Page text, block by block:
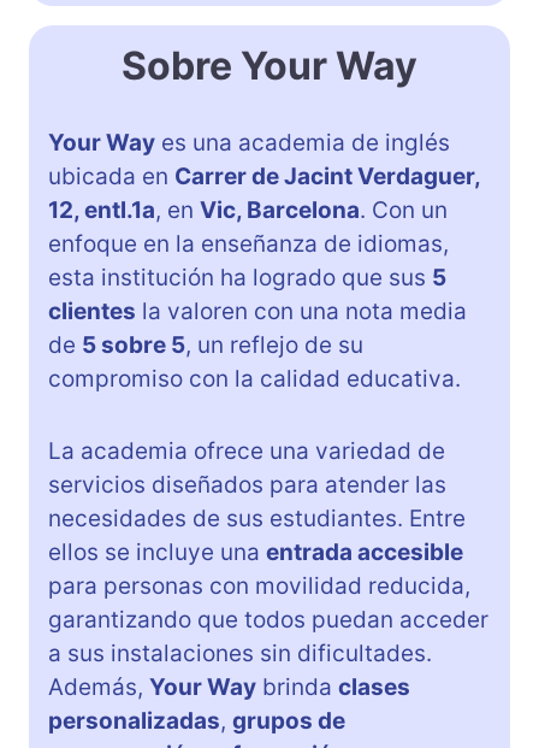
Sobre Your Way
Your Way es una academia de inglés
ubicada en Carrer de Jacint Verdaguer,
12, entl.1a, en Vic, Barcelona. Con un
enfoque en la enseñanza de idiomas,
esta institución ha logrado que sus 5
clientes la valoren con una nota media
de 5 sobre 5, un reflejo de su
compromiso con la calidad educativa.
La academia ofrece una variedad de
servicios diseñados para atender las
necesidades de sus estudiantes. Entre
ellos se incluye una entrada accesible
para personas con movilidad reducida,
garantizando que todos puedan acceder
a sus instalaciones sin dificultades.
Además, Your Way brinda clases
personalizadas, grupos de